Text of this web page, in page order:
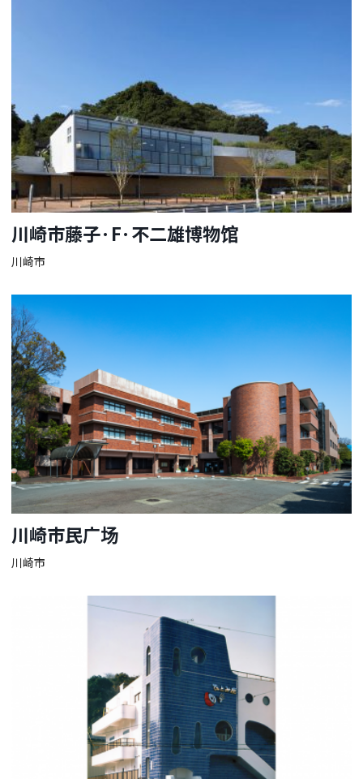
川崎市藤子·F·不二雄博物馆
川崎市
川崎市民广场
川崎市